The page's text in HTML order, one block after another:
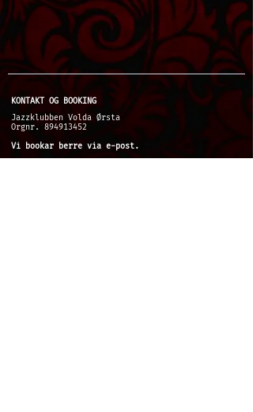
KONTAKT OG BOOKING
Jazzklubben Volda Ørsta
Orgnr. 894913452
Vi bookar berre via e-post.